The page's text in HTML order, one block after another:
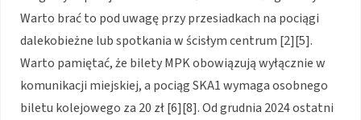
Warto brać to pod uwagę przy przesiadkach na pociągi
dalekobieżne lub spotkania w ścisłym centrum [2][5].
Warto pamiętać, że bilety MPK obowiązują wyłącznie w
komunikacji miejskiej, a pociąg SKA1 wymaga osobnego
biletu kolejowego za 20 zł [6][8]. Od grudnia 2024 ostatni